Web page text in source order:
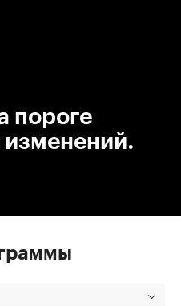
пороге